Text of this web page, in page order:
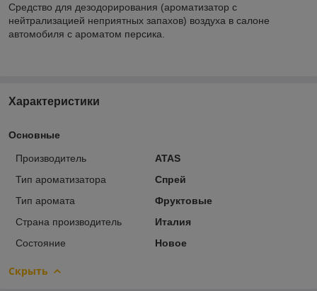
Средство для дезодорирования (ароматизатор с
нейтрализацией неприятных запахов) воздуха в салоне
автомобиля с ароматом персика.
Характеристики
Основные
Производитель
ATAS
Тип ароматизатора
Спрей
Тип аромата
Фруктовые
Страна производитель
Италия
Состояние
Новое
Скрыть